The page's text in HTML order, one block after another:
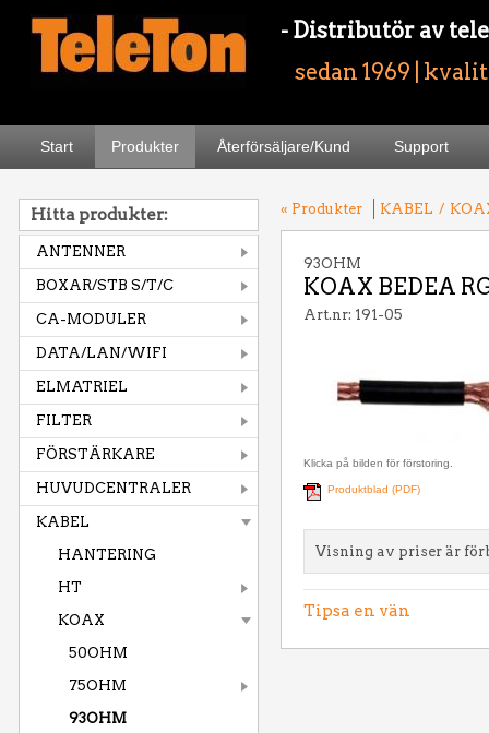
- Distributör av
sedan 1969 |
Start Produkter Återförsäljare/Kund Support
Hitta produkter:
ANTENNER
BOXAR/STB S/T/C
CA-MODULER
DATA/LAN/WIFI
ELMATRIEL
FILTER
FÖRSTÄRKARE
HUVUDCENTRALER
KABEL
HANTERING
HT
KOAX
50OHM
75OHM
93OHM
« Produkter KABEL /
93OHM
KOAX BEDEA
Art.nr: 191-05
Klicka på bilden för förstoring.
Produktblad (PDF)
Visning av priser är
Tipsa en vän